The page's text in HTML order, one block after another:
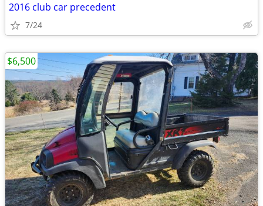
2016 club car precedent
7/24
$6,500